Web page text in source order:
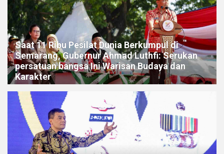
Saat 11 Ribu Pesilat Dunia Berkumpul di
Semarang, Gubernur Ahmad Luthfi: Serukan
persatuan bangsa Ini Warisan Budaya dan
Karakter